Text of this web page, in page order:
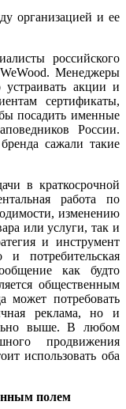
организацией и ее
российского
Менеджеры
акции и
сертификаты,
посадить именные
России.
сажали такие
в краткосрочной
работа по
изменению
или услуги, так и
и инструмент
потребительская
как будто
общественным
может потребовать
реклама, но и
выше. В любом
продвижения
использовать оба
полем